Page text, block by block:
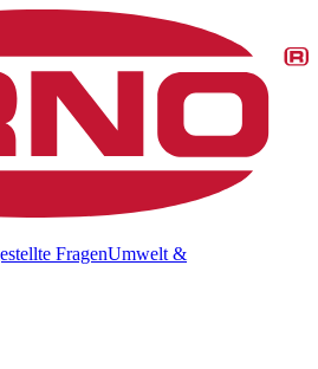
FragenUmwelt &